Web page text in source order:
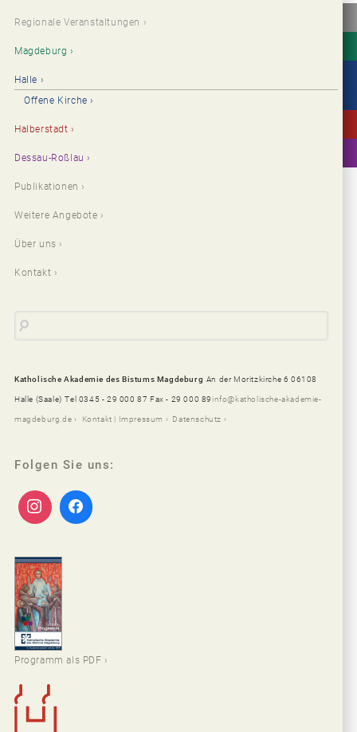
Regionale Veranstaltungen
Magdeburg
Halle
Offene Kirche
Halberstadt
Dessau-Roßlau
Publikationen
Weitere Angebote
Über uns
Kontakt
Katholische Akademie des Bistums Magdeburg An der Moritzkirche 6 06108
Halle (Saale) Tel 0345 - 29 000 87 Fax - 29 000 89 info@katholische-akademie-
magdeburg.de Kontakt | Impressum Datenschutz
Folgen Sie uns:
Programm als PDF